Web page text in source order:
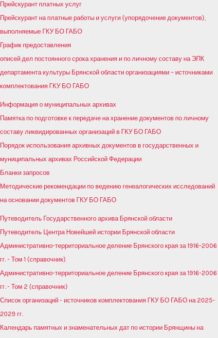
Прейскурант платных услуг
Прейскурант на платные работы и услуги (упорядочение документов),
выполняемые ГКУ БО ГАБО
График предоставления
описей дел постоянного срока хранения и по личному составу на ЭПК
департамента культуры Брянской области организациями – источниками
комплектования ГКУ БО ГАБО
Информация о муниципальных архивах
Памятка по подготовке к передаче на хранение документов по личному
составу ликвидированных организаций в ГКУ БО ГАБО
Порядок использования архивных документов в государственных и
муниципальных архивах Российской Федерации
Бланки запросов
Методические рекомендации по ведению генеалогических исследований
на основании документов ГКУ БО ГАБО
Путеводитель Государственного архива Брянской области
Путеводитель Центра Новейшей истории Брянской области
Административно-территориальное деление Брянского края за 1916-2006
гг. - Том 1 (справочник)
Административно-территориальное деление Брянского края за 1916-2006
гг. - Том 2 (справочник)
Список организаций - источников комплектования ГКУ БО ГАБО на 2025-
2029 гг.
Календарь памятных и знаменательных дат по истории Брянщины на